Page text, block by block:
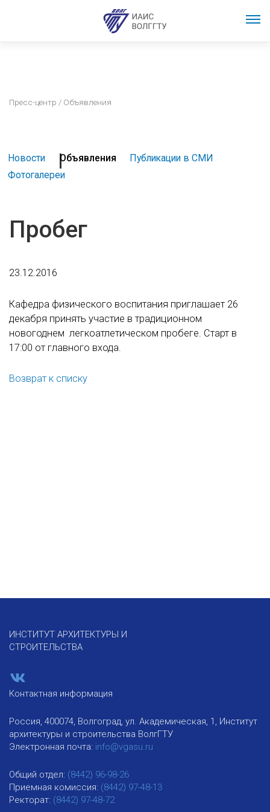
Пресс-центр / Объявления
Новости Объявления
Публикации в СМИ
Фотогалереи
Пробег
23.12.2016
Кафедра физического воспитания приглашает 26
декабря принять участие в традиционном
новогоднем легкоатлетическом пробеге. Старт в
17:00 от главного входа.
Возврат к списку
ИНСТИТУТ АРХИТЕКТУРЫ И
СТРОИТЕЛЬСТВА
Контактная информация
Россия, 400074, Волгоград, ул. Академическая, 1, Институт
архитектуры и строительства ВолгГТУ
Электронная почта: info@vgasu.ru
Общий отдел: (8442) 96-98-26
Приемная комиссия: (8442) 97-48-13
Ректорат: (8442) 97-48-72